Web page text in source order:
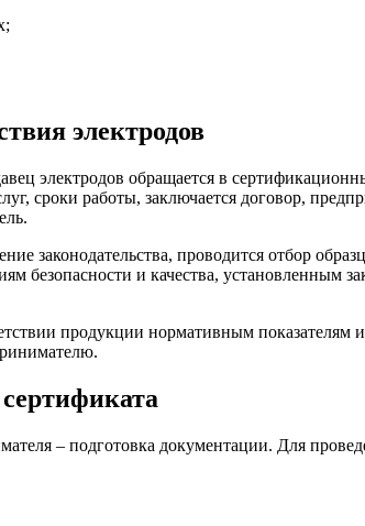
электродов
электродов обращается в
сроки работы, заключается договор,
законодательства, проводится отбор
безопасности и качества, установленным
продукции нормативным показателям
– подготовка документации. Для